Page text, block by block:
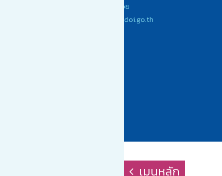
เมนูหลัก
เทศบาลตำบลเชิงดอย
saraban@choengdoi.go.th